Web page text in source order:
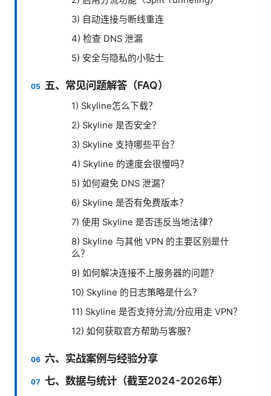
3) 自动连接与断线重连
4) 检查 DNS 泄漏
5) 安全与隐私的小贴士
五、常见问题解答（FAQ）
1) Skyline怎么下载？
2) Skyline 是否安全？
3) Skyline 支持哪些平台？
4) Skyline 的速度会很慢吗？
5) 如何避免 DNS 泄漏？
6) Skyline 是否有免费版本？
7) 使用 Skyline 是否违反当地法律？
8) Skyline 与其他 VPN 的主要区别是什
么？
9) 如何解决连接不上服务器的问题？
10) Skyline 的日志策略是什么？
11) Skyline 是否支持分流/分应用走 VPN？
12) 如何获取官方帮助与客服？
六、实战案例与经验分享
七、数据与统计（截至2024-2026年）